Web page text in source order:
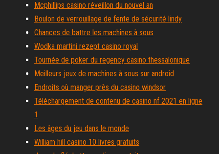
Mcphillips casino réveillon du nouvel an
Boulon de verrouillage de fente de sécurité lindy
Chances de battre les machines à sous
Wodka martini rezept casino royal
Tournée de poker du regency casino thessalonique
Meilleurs jeux de machines à sous sur android
Endroits où manger près du casino windsor
Téléchargement de contenu de casino nf 2021 en ligne
1
Les âges du jeu dans le monde
William hill casino 10 livres gratuits